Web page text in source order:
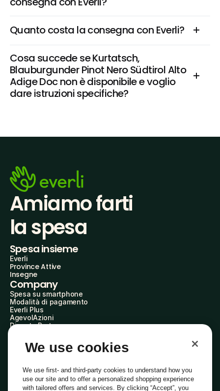
Quanto costa la consegna con Everli?
Cosa succede se Kurtatsch,
Blauburgunder Pinot Nero Südtirol Alto
Adige Doc non è disponibile e voglio
dare istruzioni specifiche?
Amiamo farti
la spesa
Spesa insieme
Everli
Province Attive
Insegne
Company
Spesa su smartphone
Modalità di pagamento
Everli Plus
AgevolAzioni
Diventa Partner
Everli Shoppers
About Us
Everli News
Domande frequenti
Lavora con noi
We use cookies
We use first- and third-party cookies to understand how you
use our site and to offer a personalized shopping experience
with tailored offers and services. By clicking “Accept”, you